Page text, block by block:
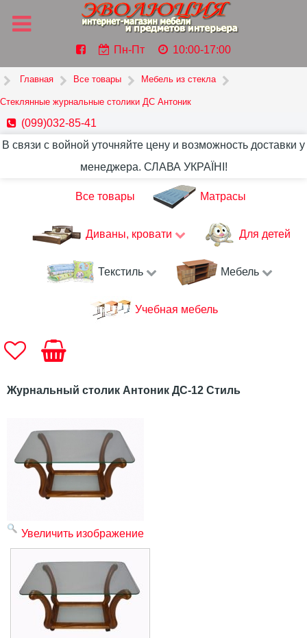
Пн-Пт 10:00-17:00
Главная Все товары Мебель из стекла
Стеклянные журнальные столики ДС Антоник
(099)032-85-41
В связи с войной уточняйте цену и возможность доставки у
менеджера. СЛАВА УКРАЇНІ!
Все товары Матрасы
Диваны, кровати Для детей
Текстиль Мебель
Учебная мебель
Журнальный столик Антоник ДС-12 Стиль
Увеличить изображение